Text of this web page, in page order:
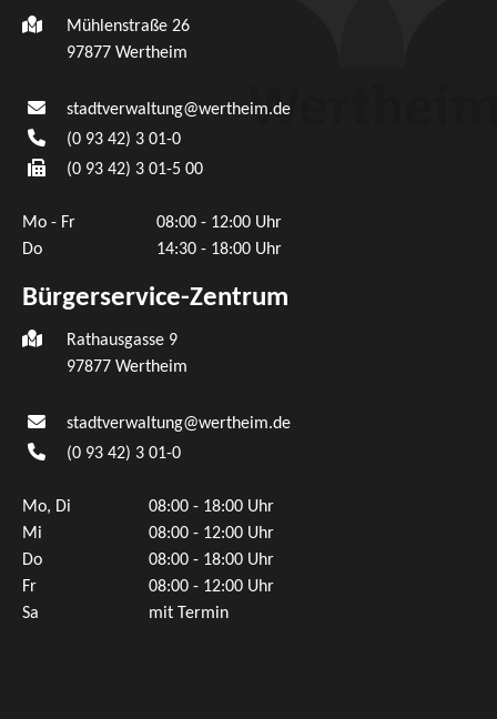
Mühlenstraße 26
97877 Wertheim
stadtverwaltung@wertheim.de
(0 93 42) 3 01-0
(0 93 42) 3 01-5 00
Mo - Fr
08:00 - 12:00 Uhr
Do
14:30 - 18:00 Uhr
Bürgerservice-Zentrum
Rathausgasse 9
97877 Wertheim
stadtverwaltung@wertheim.de
(0 93 42) 3 01-0
Mo, Di
08:00 - 18:00 Uhr
Mi
08:00 - 12:00 Uhr
Do
08:00 - 18:00 Uhr
Fr
08:00 - 12:00 Uhr
Sa
mit Termin